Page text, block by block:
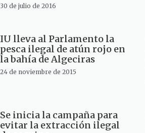
30 de julio de 2016
IU lleva al Parlamento la
pesca ilegal de atún rojo en
la bahía de Algeciras
24 de noviembre de 2015
Se inicia la campaña para
evitar la extracción ilegal